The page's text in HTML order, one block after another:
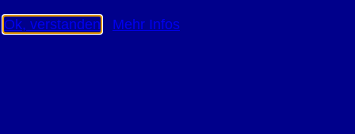
Ok, verstanden Mehr Infos